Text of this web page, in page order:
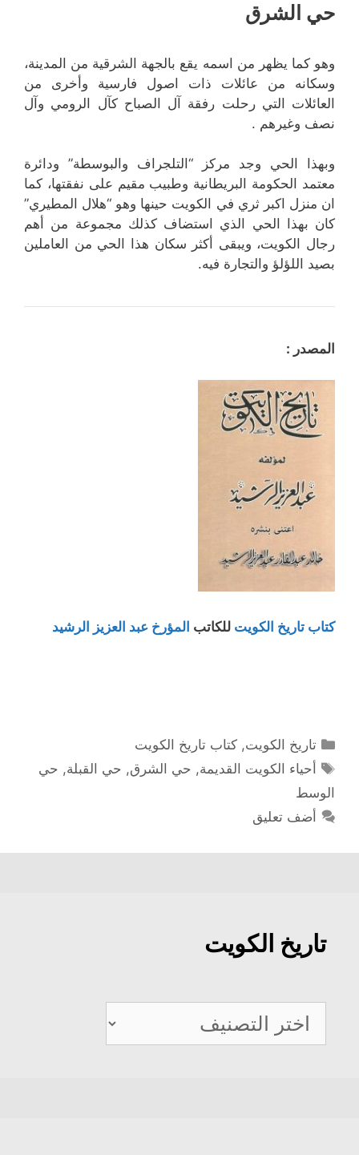
حي الشرق
وهو كما يظهر من اسمه يقع بالجهة الشرقية من المدينة،
وسكانه من عائلات ذات اصول فارسية وأخرى من
العائلات التي رحلت رفقة آل الصباح كآل الرومي وآل
نصف وغيرهم .
وبهذا الحي وجد مركز “التلجراف والبوسطة” ودائرة
معتمد الحكومة البريطانية وطبيب مقيم على نفقتها، كما
ان منزل اكبر ثري في الكويت حينها وهو “هلال المطيري”
كان بهذا الحي الذي استضاف كذلك مجموعة من أهم
رجال الكويت، ويبقى أكثر سكان هذا الحي من العاملين
بصيد اللؤلؤ والتجارة فيه.
المصدر :
كتاب تاريخ الكويت للكاتب المؤرخ عبد العزيز الرشيد
التصنيفات
تاريخ الكويت,كتاب تاريخ الكويت
الوسوم
أحياء الكويت القديمة, حي الشرق, حي القبلة, حي
الوسط
أضف تعليق
تاريخ الكويت
تاريخ
الكويت